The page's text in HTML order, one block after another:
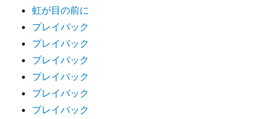
虹が目の前に
プレイバック
プレイバック
プレイバック
プレイバック
プレイバック
プレイバック